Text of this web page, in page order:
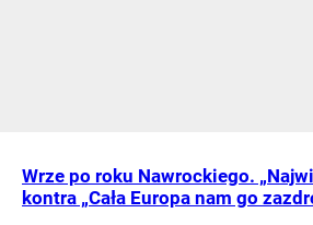
Wrze po roku Nawrockiego.
kontra „Cała Europa nam go